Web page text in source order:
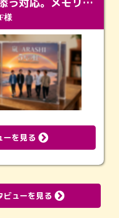
様
ーを見る
ビューを見る